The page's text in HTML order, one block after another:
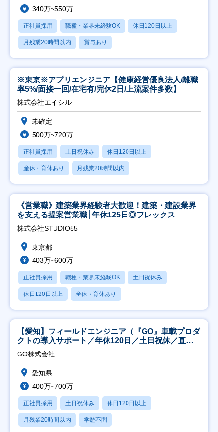
340万~550万
正社員採用 職種・業界未経験OK 休日120日以上
月残業20時間以内 賞与あり
※東京※アプリエンジニア【健康経営優良法人/離職
率5%/面接一回/在宅有/完休2日/上流案件多数】
株式会社エイシル
未確定
500万~720万
正社員採用 土日祝休み 休日120日以上
産休・育休あり 月残業20時間以内
《営業職》建築業界経験者大歓迎！建築・建設業界
を支える提案営業職│年休125日◎フレックス
株式会社STUDIO55
東京都
403万~600万
正社員採用 職種・業界未経験OK 土日祝休み
休日120日以上 産休・育休あり
【愛知】フィールドエンジニア（『GO』車載プロダ
クトの導入サポート／年休120日／土日祝休／直行
直帰
GO株式会社
愛知県
400万~700万
正社員採用 土日祝休み 休日120日以上
月残業20時間以内 学歴不問